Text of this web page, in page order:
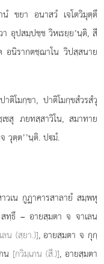
นํ ขยา อนาสวํ เจโตวิมุตฺตึ
อุปสมฺปชฺช วิหเรยฺย’นฺติ, สี
อนิรากตชฺฌาโน วิปสฺสนาย
ติโมกฺขา, ปาติโมกฺขสํวรสํวุ
ชสุ ภยทสฺสาวิโน, สมาทาย
วุตฺต’’นฺติ. ปมํ.
วเน กูฏาคารสาลายํ สมฺพหุ
ทฺธึ – อายสฺมตา จ จาเลน
น (สฺยา.)], อายสฺมตา จ กุกฺ
น [กวิมฺเภน (สี.)], อายสฺมตา